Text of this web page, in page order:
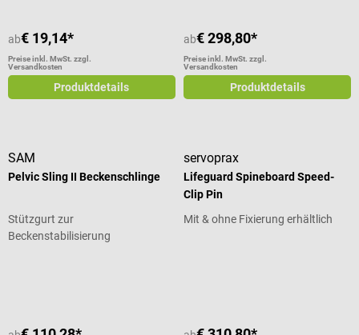
ab€ 19,14*
Preise inkl. MwSt. zzgl.
Versandkosten
Produktdetails
ab€ 298,80*
Preise inkl. MwSt. zzgl.
Versandkosten
Produktdetails
SAM
Pelvic Sling II Beckenschlinge
Stützgurt zur
Beckenstabilisierung
servoprax
Lifeguard Spineboard Speed-
Clip Pin
Mit & ohne Fixierung erhältlich